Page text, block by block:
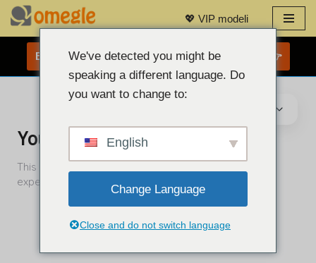
Preskoči
vsebino
💖 VIP modeli
BREZPLAČEN KLEPET S SPLETNO KAMERO 👉
We've detected you might be
speaking a different language. Do
you want to change to:
English
Change Language
Close and do not switch language